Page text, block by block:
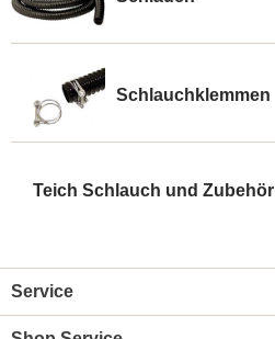
Teich Schlauch und Zubehör
Schlauchklemmen
Service